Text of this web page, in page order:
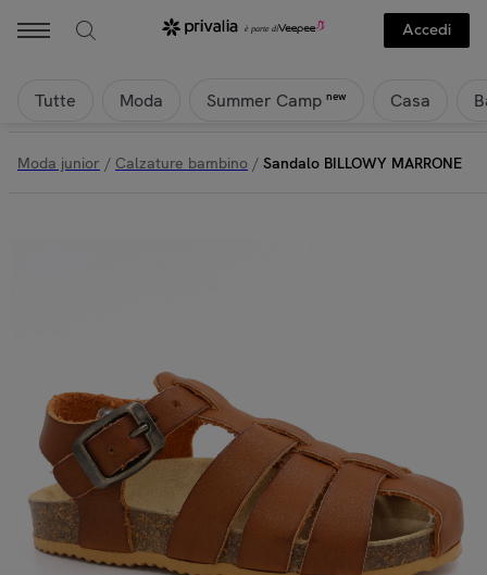
Accedi
Tutte Moda Summer Camp new Casa
Moda junior / Calzature bambino / Sandalo BILLOWY MARRONE